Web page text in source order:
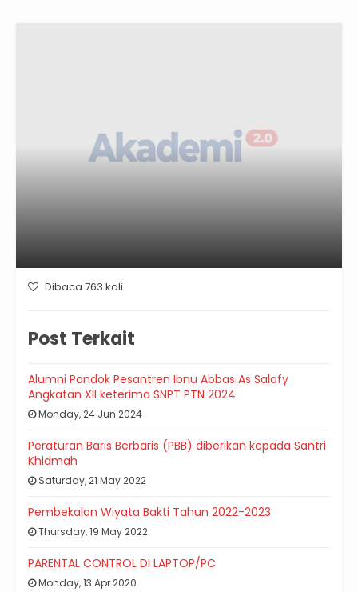
Dibaca 763 kali
Post Terkait
Alumni Pondok Pesantren Ibnu Abbas As Salafy
Angkatan XII keterima SNPT PTN 2024
Monday, 24 Jun 2024
Peraturan Baris Berbaris (PBB) diberikan kepada Santri
Khidmah
Saturday, 21 May 2022
Pembekalan Wiyata Bakti Tahun 2022-2023
Thursday, 19 May 2022
PARENTAL CONTROL DI LAPTOP/PC
Monday, 13 Apr 2020